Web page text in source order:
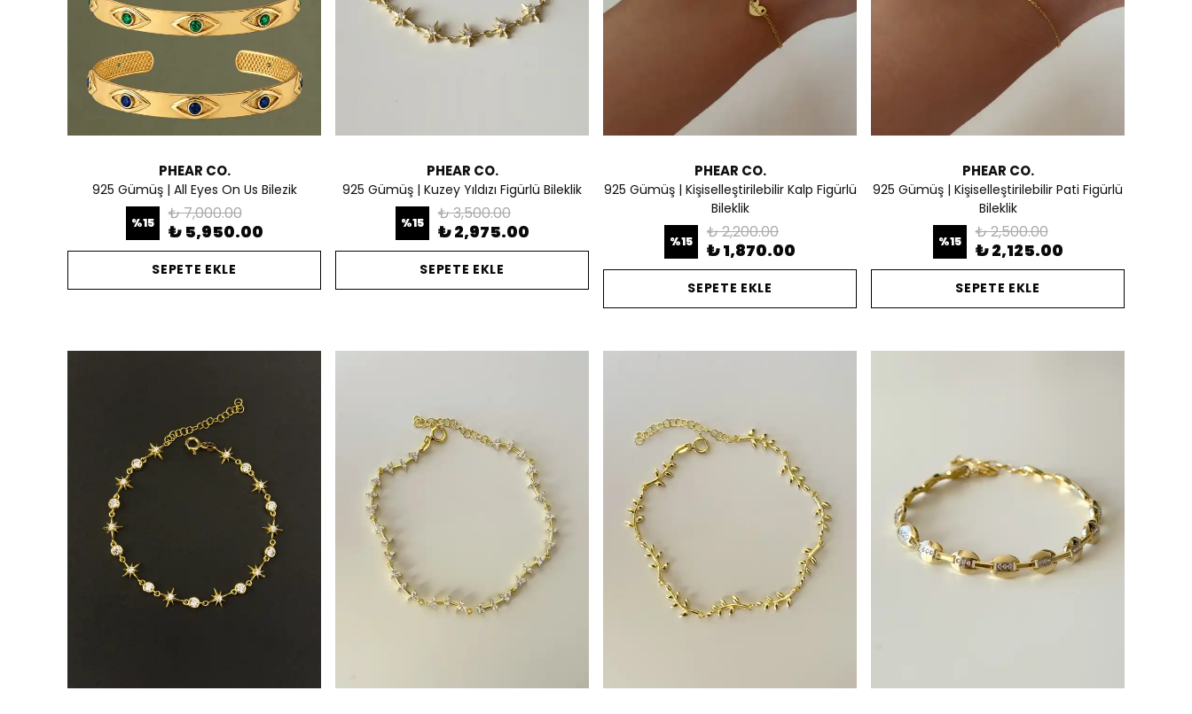
PHEAR CO.
925 Gümüş | All Eyes On Us Bilezik
%15 ₺ 7,000.00
₺ 5,950.00
SEPETE EKLE
PHEAR CO.
925 Gümüş | Kuzey Yıldızı Figürlü Bileklik
%15 ₺ 3,500.00
₺ 2,975.00
SEPETE EKLE
PHEAR CO.
925 Gümüş | Kişiselleştirilebilir Kalp Figürlü
Bileklik
%15 ₺ 2,200.00
₺ 1,870.00
SEPETE EKLE
PHEAR CO.
925 Gümüş | Kişiselleştirilebilir Pati Figürlü
Bileklik
%15 ₺ 2,500.00
₺ 2,125.00
SEPETE EKLE